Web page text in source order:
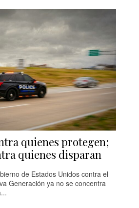
quienes protegen;
quienes disparan
de Estados Unidos contra el
Generación ya no se concentra